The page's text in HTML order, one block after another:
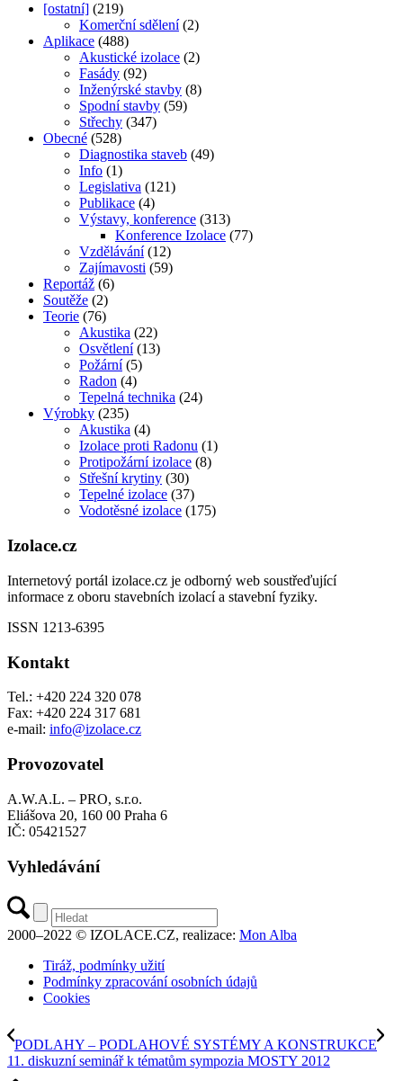
[ostatní] (219)
Komerční sdělení (2)
Aplikace (488)
Akustické izolace (2)
Fasády (92)
Inženýrské stavby (8)
Spodní stavby (59)
Střechy (347)
Obecné (528)
Diagnostika staveb (49)
Info (1)
Legislativa (121)
Publikace (4)
Výstavy, konference (313)
Konference Izolace (77)
Vzdělávání (12)
Zajímavosti (59)
Reportáž (6)
Soutěže (2)
Teorie (76)
Akustika (22)
Osvětlení (13)
Požární (5)
Radon (4)
Tepelná technika (24)
Výrobky (235)
Akustika (4)
Izolace proti Radonu (1)
Protipožární izolace (8)
Střešní krytiny (30)
Tepelné izolace (37)
Vodotěsné izolace (175)
Izolace.cz
Internetový portál izolace.cz je odborný web soustřeďující
informace z oboru stavebních izolací a stavební fyziky.
ISSN 1213-6395
Kontakt
Tel.: +420 224 320 078
Fax: +420 224 317 681
e-mail: info@izolace.cz
Provozovatel
A.W.A.L. – PRO, s.r.o.
Eliášova 20, 160 00 Praha 6
IČ: 05421527
Vyhledávání
2000–2022 © IZOLACE.CZ, realizace: Mon Alba
Tiráž, podmínky užití
Podmínky zpracování osobních údajů
Cookies
PODLAHY – PODLAHOVÉ SYSTÉMY A KONSTRUKCE
11. diskuzní seminář k tématům sympozia MOSTY 2012